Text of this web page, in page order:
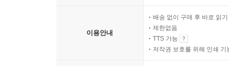
이용안내
배송 없이 구매 후 바로 읽기
제한없음
TTS 가능
저작권 보호를 위해 인쇄 기